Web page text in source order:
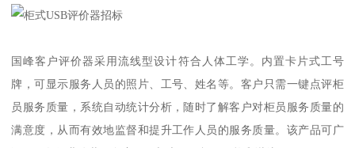
国峰客户评价器采用流线型设计符合人体工学。内置卡片式工号
牌，可显示服务人员的照片、工号、姓名等。客户只需一键点评柜
员服务质量，系统自动统计分析，随时了解客户对柜员服务质量的
满意度，从而有效地监督和提升工作人员的服务质量。该产品可广